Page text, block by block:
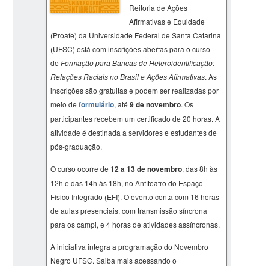
Reitoria de Ações
Afirmativas e Equidade
(Proafe) da Universidade Federal de Santa Catarina
(UFSC) está com inscrições abertas para o curso
deFormação para Bancas de Heteroidentificação:
Relações Raciais no Brasil e Ações Afirmativas. As
inscrições são gratuitas e podem ser realizadas por
meio deformulário, até9 de novembro. Os
participantes recebem um certificado de 20 horas. A
atividade é destinada a servidores e estudantes de
pós-graduação.
O curso ocorre de12 a 13 de novembro, das 8h às
12h e das 14h às 18h, no Anfiteatro do Espaço
Físico Integrado (EFI). O evento conta com 16 horas
de aulas presenciais, com transmissão síncrona
para os campi, e 4 horas de atividades assíncronas.
A iniciativa integra a programação do Novembro
Negro UFSC. Saiba mais acessando o